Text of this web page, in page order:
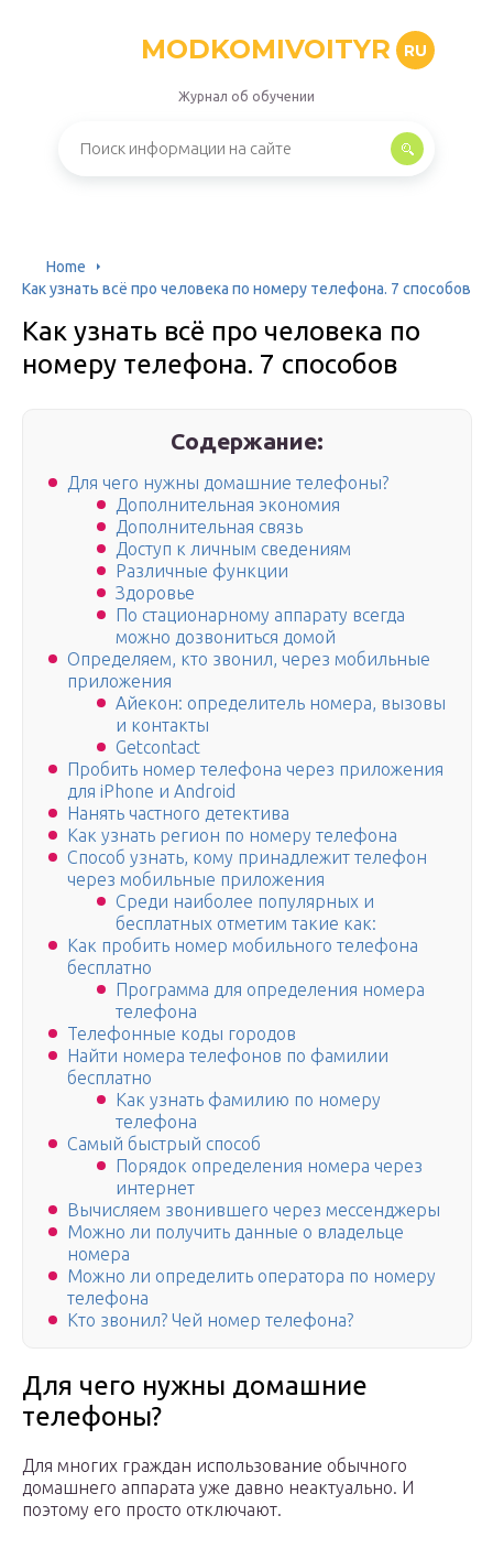
MODKOMIVOITYR RU
Журнал об обучении
Home
Как узнать всё про человека по номеру телефона. 7 способов
Как узнать всё про человека по
номеру телефона. 7 способов
Содержание:
Для чего нужны домашние телефоны?
Дополнительная экономия
Дополнительная связь
Доступ к личным сведениям
Различные функции
Здоровье
По стационарному аппарату всегда
можно дозвониться домой
Определяем, кто звонил, через мобильные
приложения
Айекон: определитель номера, вызовы
и контакты
Getcontact
Пробить номер телефона через приложения
для iPhone и Android
Нанять частного детектива
Как узнать регион по номеру телефона
Способ узнать, кому принадлежит телефон
через мобильные приложения
Среди наиболее популярных и
бесплатных отметим такие как:
Как пробить номер мобильного телефона
бесплатно
Программа для определения номера
телефона
Телефонные коды городов
Найти номера телефонов по фамилии
бесплатно
Как узнать фамилию по номеру
телефона
Самый быстрый способ
Порядок определения номера через
интернет
Вычисляем звонившего через мессенджеры
Можно ли получить данные о владельце
номера
Можно ли определить оператора по номеру
телефона
Кто звонил? Чей номер телефона?
Для чего нужны домашние
телефоны?
Для многих граждан использование обычного
домашнего аппарата уже давно неактуально. И
поэтому его просто отключают.